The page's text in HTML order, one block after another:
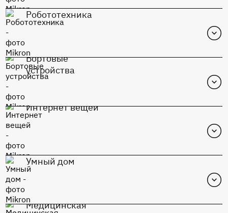
MIK1117S-Adj
Перейти в каталог
Робототехника
К1948ВК015
Перейти в каталог
Бортовые
устройства
Интернет вещей
Умный дом
Медицинская